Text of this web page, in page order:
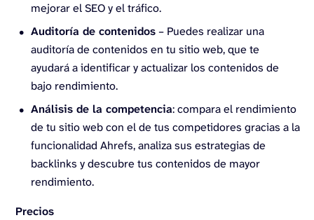
mejorar el SEO y el tráfico.
Auditoría de contenidos– Puedes realizar una
auditoría de contenidos en tu sitio web, que te
ayudará a identificar y actualizar los contenidos de
bajo rendimiento.
Análisis de la competencia: compara el rendimiento
de tu sitio web con el de tus competidores gracias a la
funcionalidad Ahrefs, analiza sus estrategias de
backlinks y descubre tus contenidos de mayor
rendimiento.
Precios